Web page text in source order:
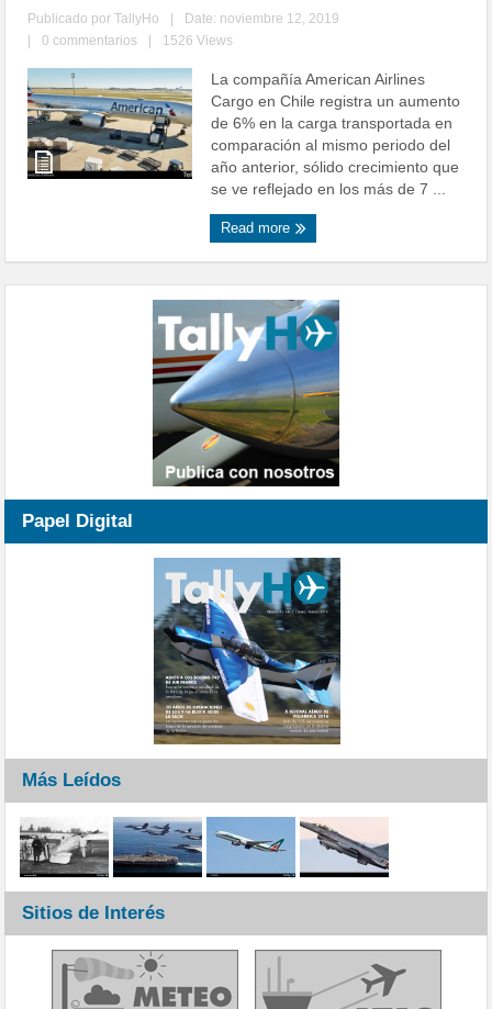
Publicado porTallyHo
Date: noviembre 12, 2019
0 commentarios 1526 Views
La compañía American Airlines
Cargo en Chile registra un aumento
de 6% en la carga transportada en
comparación al mismo periodo del
año anterior, sólido crecimiento que
se ve reflejado en los más de 7 ...
Read more
Papel Digital
Más Leídos
Sitios de Interés